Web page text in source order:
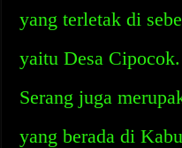
yang terletak di
yaitu Desa
Serang juga
yang berada di